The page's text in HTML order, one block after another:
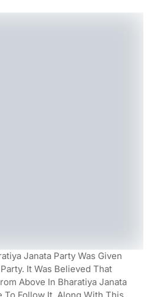
Janata Party Was Given
It Was Believed That
Above In Bharatiya Janata